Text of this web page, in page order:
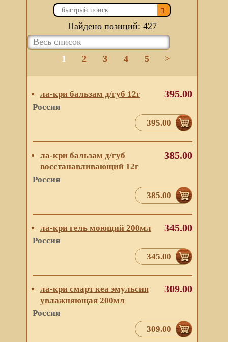
Найдено позиций: 427
1 2 3 4 5 >
ла-кри бальзам д/губ 12г
Россия
395.00
395.00
ла-кри бальзам д/губ
восстанавливающий 12г
Россия
385.00
385.00
ла-кри гель моющий 200мл
Россия
345.00
345.00
ла-кри смарт кеа эмульсия
увлажняющая 200мл
Россия
309.00
309.00